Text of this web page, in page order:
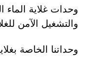
وحدات غلاية
والتشغيل الآمن
وحداتنا الخاصة